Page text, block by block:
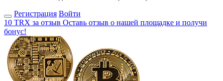
Регистрация Войти
10 TRX за отзыв Оставь отзыв о нашей площадке и получи
бонус!